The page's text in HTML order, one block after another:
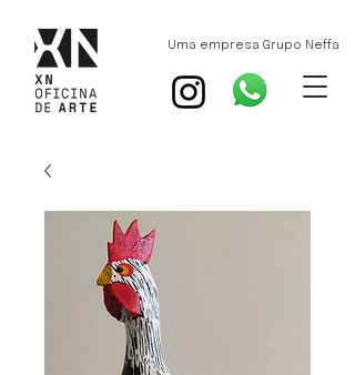
Uma empresa Grupo Neffa